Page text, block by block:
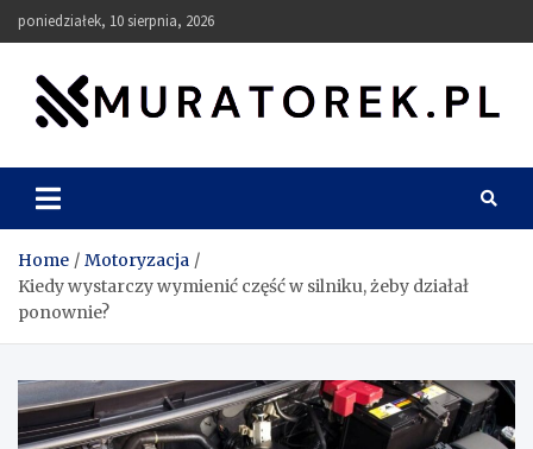
to
poniedziałek, 10 sierpnia, 2026
muratorek.pl
Home
Motoryzacja
Kiedy wystarczy wymienić część w silniku, żeby działał
ponownie?